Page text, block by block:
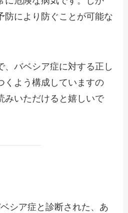
防により防ぐことが可能な
、バベシア症に対する正し
くよう構成していますの
みいただけると嬉しいで
シア症と診断された、あ